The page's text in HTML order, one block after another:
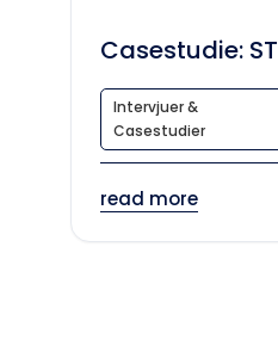
Casestudie:
Intervjuer &
Casestudier
read more